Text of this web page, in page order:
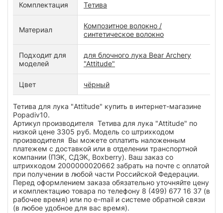
Комплектация Тетива
Материал
Композитное волокно /
синтетическое волокно
Подходит для
моделей
для блочного лука Bear Archery
"Attitude"
Цвет чёрный
Тетива для лука "Attitude" купить в интернет-магазине
Popadiv10.
Артикул производителя Тетива для лука "Attitude" по
низкой цене 3305 руб. Модель со штрихкодом
производителя Вы можете оплатить наложенным
платежем с доставкой или в отделении транспортной
компании (ПЭК, СДЭК, Boxberry). Ваш заказ со
штрихкодом 2000000020662 забрать на почте с оплатой
при получении в любой части Российской Федерации.
Перед оформлением заказа обязательно уточняйте цену
и комплектацию товара по телефону 8 (499) 677 16 37 (в
рабочее время) или по e-mail и системе обратной связи
(в любое удобное для вас время).